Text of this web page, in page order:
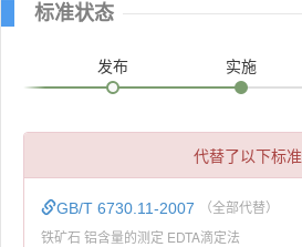
标准状态
发布 实施
代替了以下标准
GB/T 6730.11-2007 （全部代替）
铁矿石 铝含量的测定 EDTA滴定法